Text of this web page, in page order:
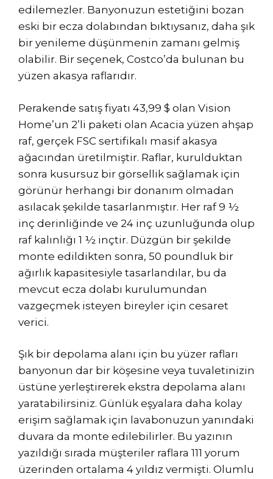
edilemezler. Banyonuzun estetiğini bozan
eski bir ecza dolabından bıktıysanız, daha şık
bir yenileme düşünmenin zamanı gelmiş
olabilir. Bir seçenek, Costco’da bulunan bu
yüzen akasya raflarıdır.
Perakende satış fiyatı 43,99 $ olan Vision
Home’un 2’li paketi olan Acacia yüzen ahşap
raf, gerçek FSC sertifikalı masif akasya
ağacından üretilmiştir. Raflar, kurulduktan
sonra kusursuz bir görsellik sağlamak için
görünür herhangi bir donanım olmadan
asılacak şekilde tasarlanmıştır. Her raf 9 ½
inç derinliğinde ve 24 inç uzunluğunda olup
raf kalınlığı 1 ½ inçtir. Düzgün bir şekilde
monte edildikten sonra, 50 poundluk bir
ağırlık kapasitesiyle tasarlandılar, bu da
mevcut ecza dolabı kurulumundan
vazgeçmek isteyen bireyler için cesaret
verici.
Şık bir depolama alanı için bu yüzer rafları
banyonun dar bir köşesine veya tuvaletinizin
üstüne yerleştirerek ekstra depolama alanı
yaratabilirsiniz. Günlük eşyalara daha kolay
erişim sağlamak için lavabonuzun yanındaki
duvara da monte edilebilirler. Bu yazının
yazıldığı sırada müşteriler raflara 111 yorum
üzerinden ortalama 4 yıldız vermişti. Olumlu